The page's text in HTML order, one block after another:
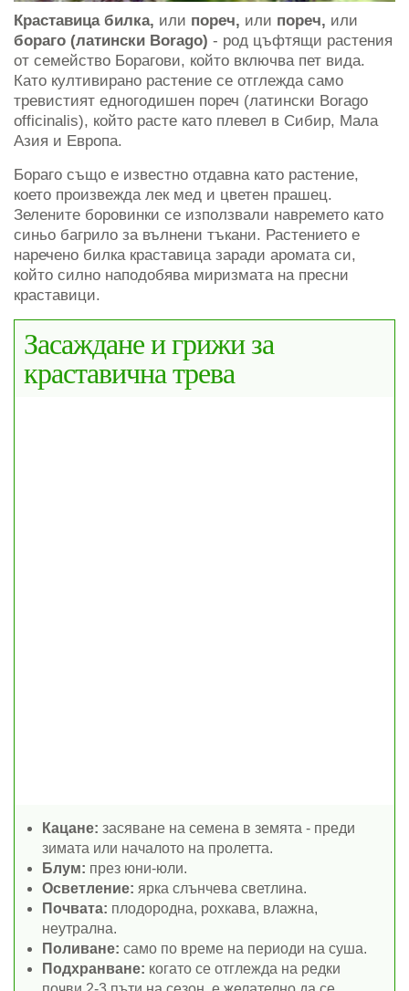
Краставица билка, или пореч, или пореч, или
бораго (латински Borago) - род цъфтящи растения
от семейство Борагови, който включва пет вида.
Като култивирано растение се отглежда само
тревистият едногодишен пореч (латински Borago
officinalis), който расте като плевел в Сибир, Мала
Азия и Европа.
Бораго също е известно отдавна като растение,
което произвежда лек мед и цветен прашец.
Зелените боровинки се използвали навремето като
синьо багрило за вълнени тъкани. Растението е
наречено билка краставица заради аромата си,
който силно наподобява миризмата на пресни
краставици.
Засаждане и грижи за
краставична трева
Кацане: засяване на семена в земята - преди
зимата или началото на пролетта.
Блум: през юни-юли.
Осветление: ярка слънчева светлина.
Почвата: плодородна, рохкава, влажна,
неутрална.
Поливане: само по време на периоди на суша.
Подхранване: когато се отглежда на редки